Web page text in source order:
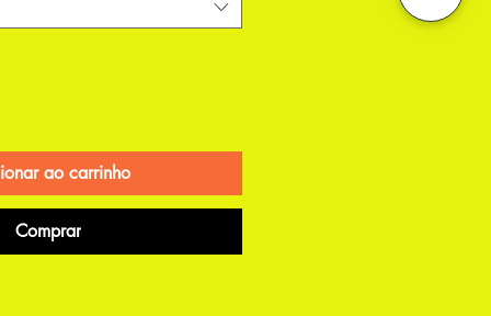
ao carrinho
Comprar